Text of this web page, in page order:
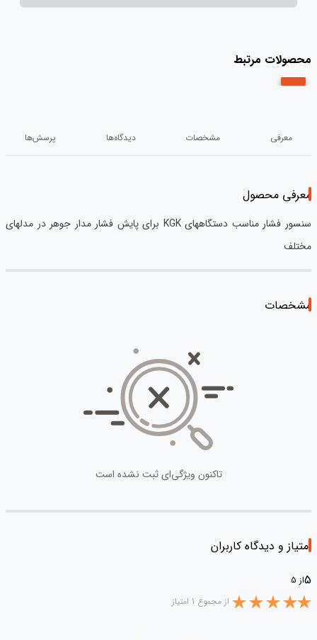
محصولات مرتبط
معرفی مشخصات دیدگاه‌ها پرسش‌ها
معرفی محصول
سنسور فشار مناسب دستگاههای KGK برای پایش فشار مدار جوهر در مدلهای
مختلف
مشخصات
تاکنون ویژگی‌ای ثبت نشده است
امتیاز و دیدگاه کاربران
5از 5
از مجموع 1 امتیاز